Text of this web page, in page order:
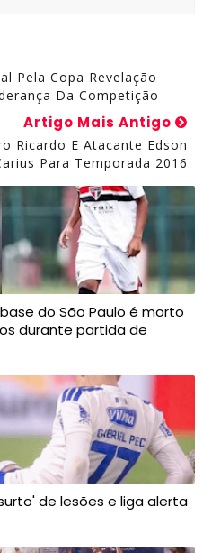
Pela Copa Revelação
Da Competição
Artigo Mais Antigo
Ricardo E Atacante Edson
Para Temporada 2016
do São Paulo é morto
durante partida de
de lesões e liga alerta